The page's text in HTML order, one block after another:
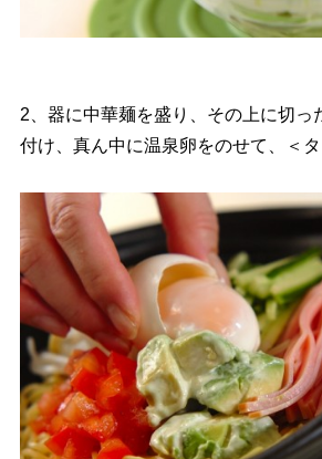
2、器に中華麺を盛り、その上に切っ
付け、真ん中に温泉卵をのせて、＜タ